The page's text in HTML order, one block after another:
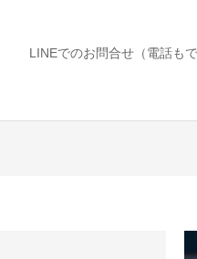
LINEでのお問合せ（電話もで